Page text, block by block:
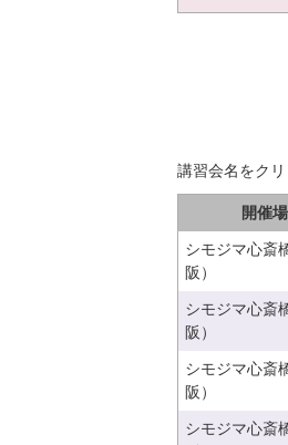
講習会名をク
開催
シモジマ心斎
阪）
シモジマ心斎
阪）
シモジマ心斎
阪）
シモジマ心斎